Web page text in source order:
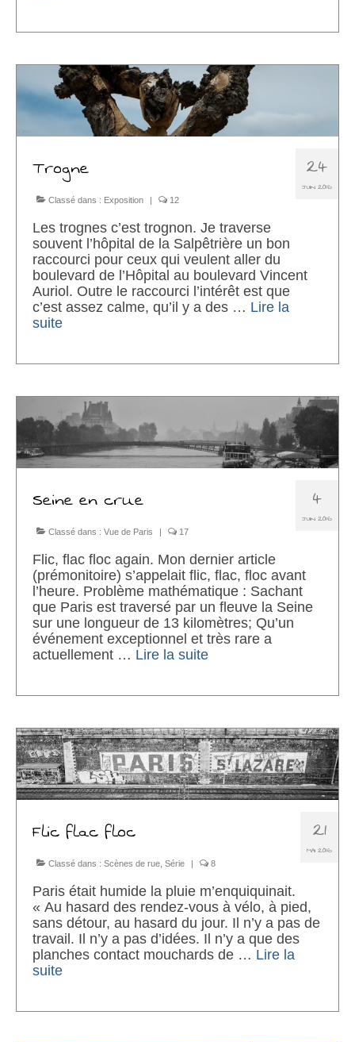
24
JUIN 2016
Trogne
Classé dans : Exposition | 12
Les trognes c’est trognon. Je traverse
souvent l’hôpital de la Salpêtrière un bon
raccourci pour ceux qui veulent aller du
boulevard de l’Hôpital au boulevard Vincent
Auriol. Outre le raccourci l’intérêt est que
c’est assez calme, qu’il y a des … Lire la
suite­­
4
JUIN 2016
Seine en crue
Classé dans : Vue de Paris | 17
Flic, flac floc again. Mon dernier article
(prémonitoire) s’appelait flic, flac, floc avant
l’heure. Problème mathématique : Sachant
que Paris est traversé par un fleuve la Seine
sur une longueur de 13 kilomètres; Qu’un
événement exceptionnel et très rare a
actuellement … Lire la suite­­
21
MAI 2016
Flic flac floc
Classé dans : Scènes de rue Série | 8
Paris était humide la pluie m’enquiquinait.
« Au hasard des rendez-vous à vélo, à pied,
sans détour, au hasard du jour. Il n’y a pas de
travail. Il n’y a pas d’idées. Il n’y a que des
planches contact mouchards de … Lire la
suite­­